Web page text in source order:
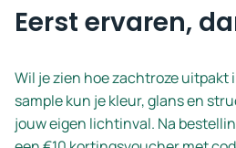
Eerst ervaren,
Wil je zien hoe zachtroze uitpakt
sample kun je kleur, glans en
jouw eigen lichtinval. Na